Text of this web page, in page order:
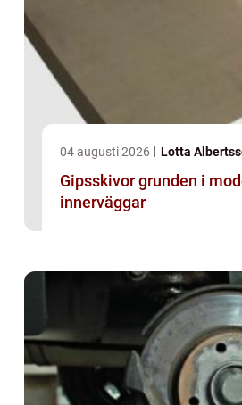
04 augusti 2026 Lotta
Gipsskivor grunden i moderna, hållbara
innerväggar